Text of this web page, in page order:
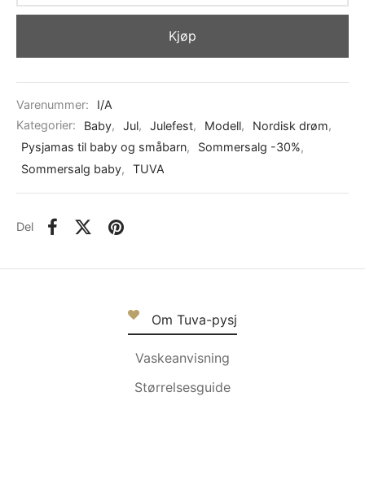
Kjøp
Varenummer:
I/A
Kategorier:
Baby, Jul, Julefest, Modell, Nordisk drøm,
Pysjamas til baby og småbarn, Sommersalg -30%,
Sommersalg baby, TUVA
Del
Om Tuva-pysj
Vaskeanvisning
Størrelsesguide